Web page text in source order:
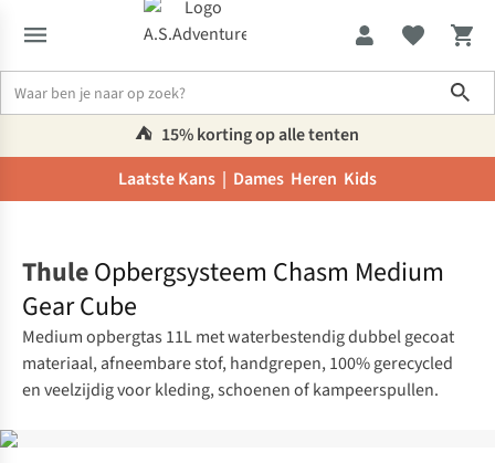
⛺️ 15% korting op alle tenten
Laatste Kans | Dames Heren Kids
ThuleOpbergsysteem Chasm Medium
Gear Cube
Medium opbergtas 11L met waterbestendig dubbel gecoat
materiaal, afneembare stof, handgrepen, 100% gerecycled
en veelzijdig voor kleding, schoenen of kampeerspullen.